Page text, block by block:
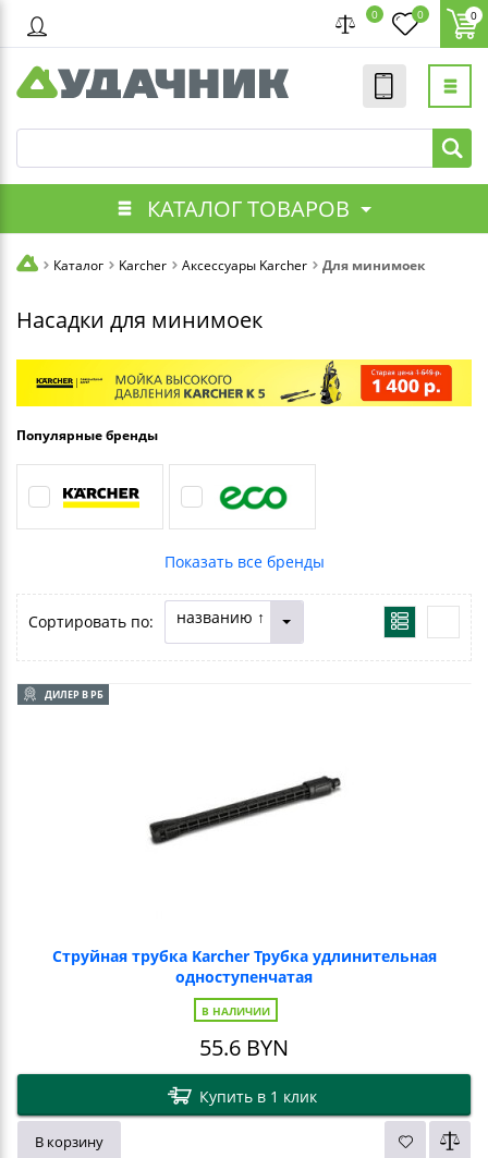
0 0 0
КАТАЛОГ ТОВАРОВ
Каталог Karcher Аксессуары Karcher Для минимоек
Насадки для минимоек
Популярные бренды
Сортировать по: названию ↑
ДИЛЕР В РБ
Струйная трубка Karcher Трубка удлинительная
одноступенчатая
В НАЛИЧИИ
55.6 BYN
Купить в 1 клик
В корзину